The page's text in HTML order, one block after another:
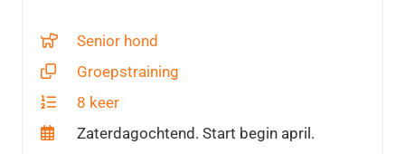
Senior hond
Groepstraining
8 keer
Zaterdagochtend. Start begin april.